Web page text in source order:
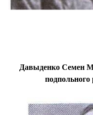
Давыденко Семен